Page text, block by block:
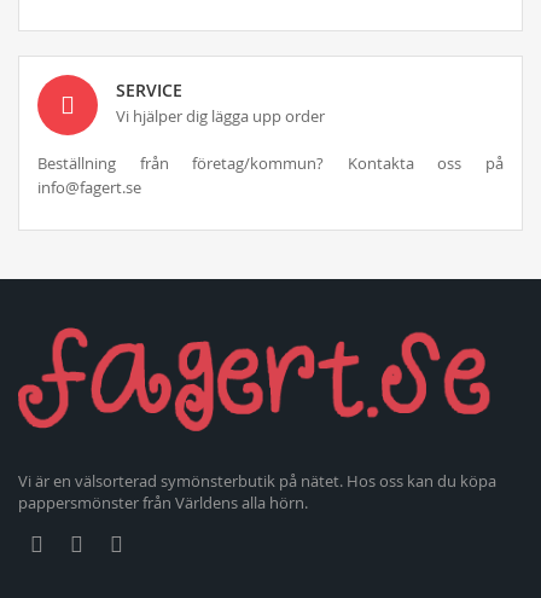
SERVICE
Vi hjälper dig lägga upp order
Beställning från företag/kommun? Kontakta oss på
info@fagert.se
Vi är en välsorterad symönsterbutik på nätet. Hos oss kan du köpa
pappersmönster från Världens alla hörn.